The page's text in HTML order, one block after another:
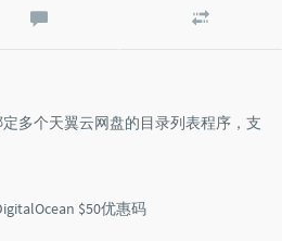
评
文
多个天翼云网盘的目录列表程序，支
$50优惠码